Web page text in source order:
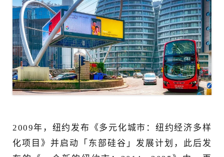
2009年，纽约发布《多元化城市：纽约经济多样
化项目》并启动「东部硅谷」发展计划，此后发